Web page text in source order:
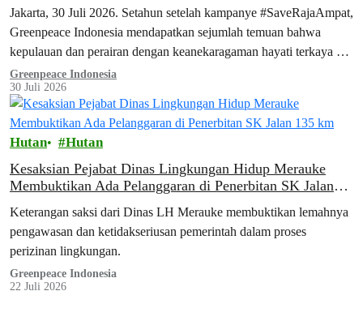
Jakarta, 30 Juli 2026. Setahun setelah kampanye #SaveRajaAmpat,
Greenpeace Indonesia mendapatkan sejumlah temuan bahwa
kepulauan dan perairan dengan keanekaragaman hayati terkaya di
dunia ini belum benar-benar aman dari ancaman tambang. Temuan
tersebut terungkap dalam laporan terbaru Greenpeace, Surga yang
Tak Terlindungi, yang dipublikasikan hari ini. Seiring dengan
peluncuran laporan ini, aktivis Greenpeace menggelar aksi
damai…
Greenpeace Indonesia
30 Juli 2026
Hutan Hutan
Kesaksian Pejabat Dinas Lingkungan Hidup Merauke
Membuktikan Ada Pelanggaran di Penerbitan SK Jalan
Keterangan saksi dari Dinas LH Merauke membuktikan lemahnya
pengawasan dan ketidakseriusan pemerintah dalam proses
perizinan lingkungan.
Greenpeace Indonesia
22 Juli 2026